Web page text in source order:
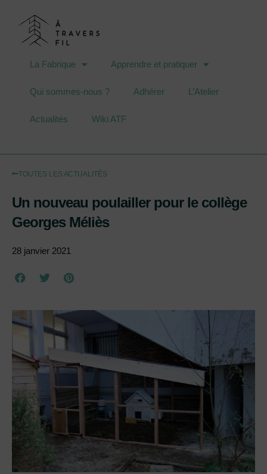
La Fabrique Apprendre et pratiquer
Qui sommes-nous ? Adhérer L’Atelier
Actualités Wiki ATF
TOUTES LES ACTUALITÉS
Un nouveau poulailler pour le collège
Georges Méliès
28 janvier 2021